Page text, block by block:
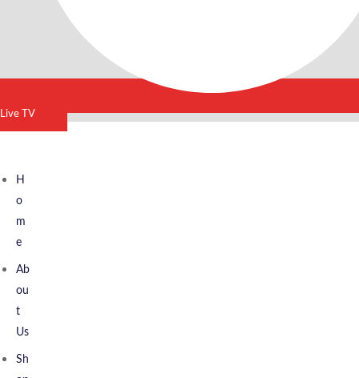
Live TV
H
O
M
E
Ab
Ou
T
Us
Sh